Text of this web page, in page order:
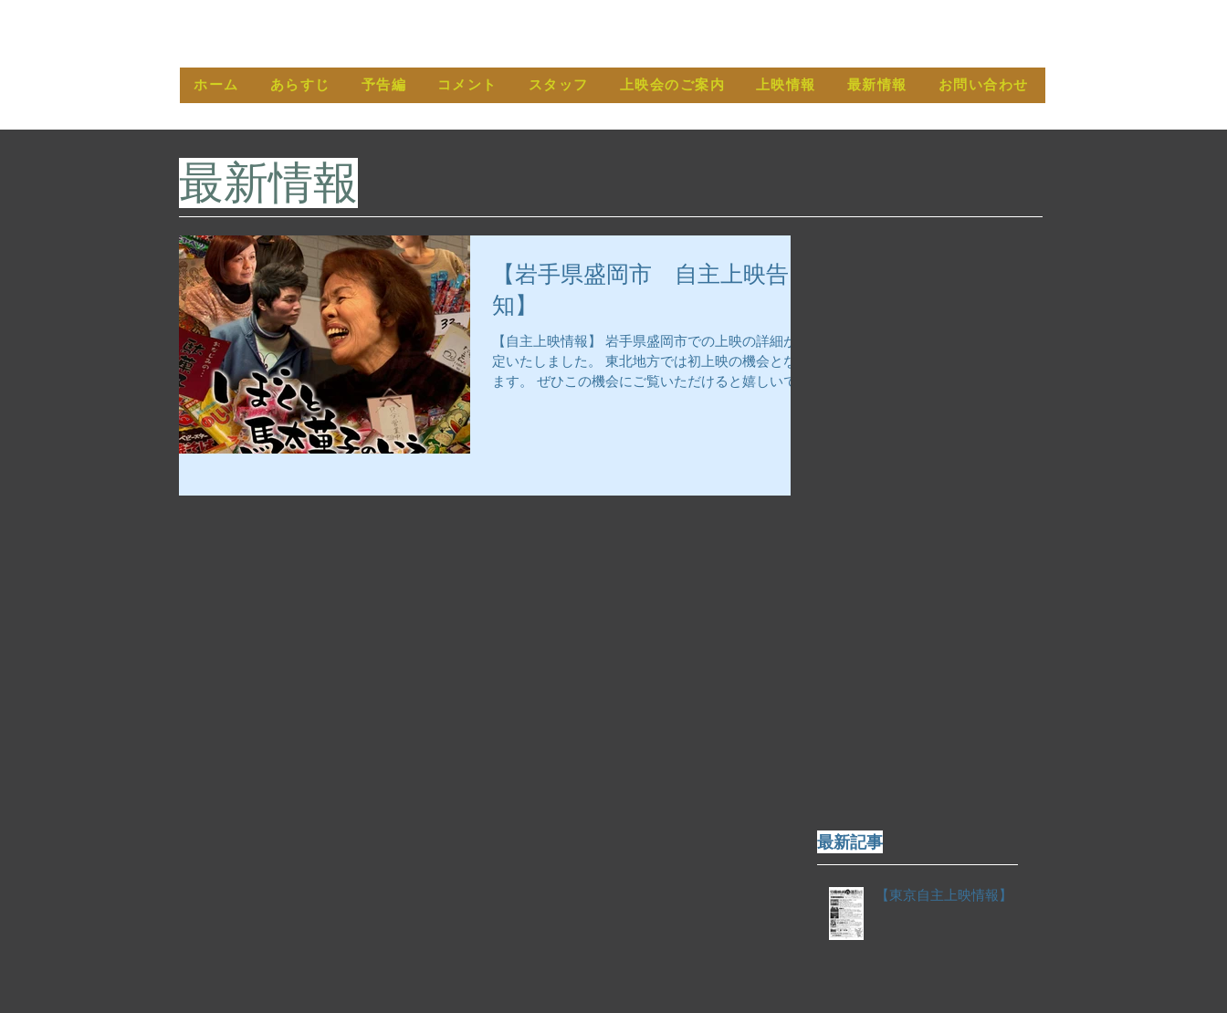
ホーム あらすじ 予告編 コメント スタッフ 上映会のご案内 上映情報 最新情報 お問い合わせ
​最新情報
【岩手県盛岡市 自主上映告
知】
【自主上映情報】 岩手県盛岡市での上映の詳細が決
定いたしました。 東北地方では初上映の機会となり
ます。 ぜひこの機会にご覧いただけると嬉しいで
【東京自主上映情報】
最新記事